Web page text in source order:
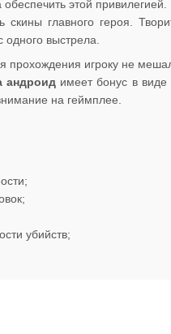
этой
главного героя.
выстрела.
прохождения игроку не
андроидимеет бонус в виде
на геймплее.
убийств;